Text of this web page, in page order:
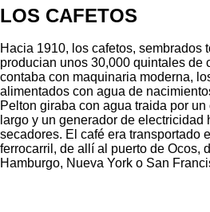
LOS CAFETOS
Hacia 1910, los cafetos, sembrados
producian unos 30,000 quintales de
contaba con maquinaria moderna,
alimentados con agua de
Pelton giraba con agua traida por
largo y un generador de
secadores. El café era transportado
ferrocarril, de allí al puerto de Ocos,
Hamburgo, Nueva York o San